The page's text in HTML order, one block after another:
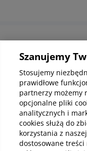
Informacje
Kup
Szanujemy
Stosujemy
prawidłowe
partnerzy możemy
opcjonalne pliki
analitycznych i
cookies służą do
korzystania z
dostosowane